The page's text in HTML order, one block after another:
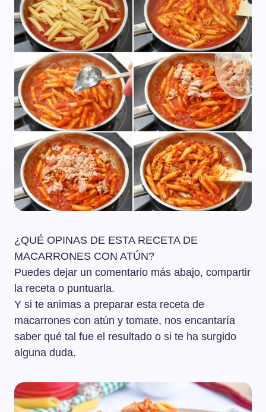
¿QUÉ OPINAS DE ESTA RECETA DE
MACARRONES CON ATÚN?
Puedes dejar un comentario más abajo, compartir
la receta o puntuarla.
Y si te animas a preparar esta receta de
macarrones con atún y tomate, nos encantaría
saber qué tal fue el resultado o si te ha surgido
alguna duda.